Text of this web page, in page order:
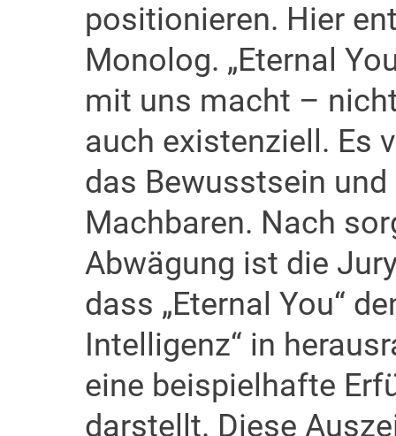
positionieren. Hier
Monolog. „Eternal
mit uns macht –
auch existenziell. Es
das Bewusstsein
Machbaren. Nach
Abwägung ist die
dass „Eternal You“
Intelligenz“ in
eine beispielhafte
darstellt. Diese